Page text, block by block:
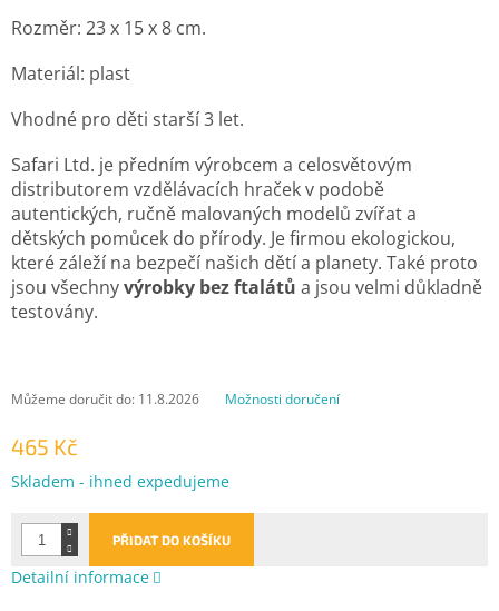
465 Kč
Měrná
Skladem - ihned expedujeme
Můžeme doručit do: 11.8.2026 Možnosti doručení
PŘIDAT DO KOŠÍKU
Rozměr: 23 x 15 x 8 cm.
Materiál: plast
Vhodné pro děti starší 3 let.
Safari Ltd. je předním výrobcem a celosvětovým
distributorem vzdělávacích hraček v podobě
autentických, ručně malovaných modelů zvířat a
dětských pomůcek do přírody. Jefirmou ekologickou,
které záleží na bezpečí našich dětí a planety. Také proto
jsou všechnyvýrobky bez ftalátů a jsou velmi důkladně
testovány.
Detailní informace